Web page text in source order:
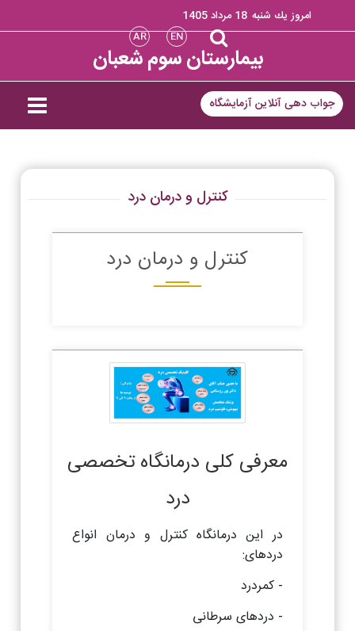
امروز يك شنبه 18 مرداد 1405
EN
AR
بیمارستان سوم شعبان
جواب دهی آنلاین آزمایشگاه
کنترل و درمان درد
کنترل و درمان درد
معرفی کلی درمانگاه تخصصی
درد
در این درمانگاه کنترل و درمان انواع
دردهای:
- کمردرد
- دردهای سرطانی